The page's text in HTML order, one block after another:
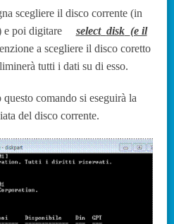
scegliere il disco corrente (in
e poi digitare
select disk (e il
a scegliere il disco coretto
tutti i dati su di esso.
comando si eseguirà la
del disco corrente.